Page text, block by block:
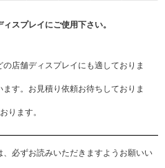
スプレイにご使用下さい。
店舗ディスプレイにも適しておりま
す。お見積り依頼お待ちしておりま
ります。
必ずお読みいただきますようお願いい